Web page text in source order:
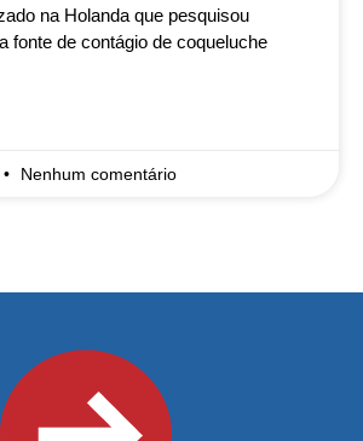
na Holanda que pesquisou
fonte de contágio de coqueluche
Nenhum comentário